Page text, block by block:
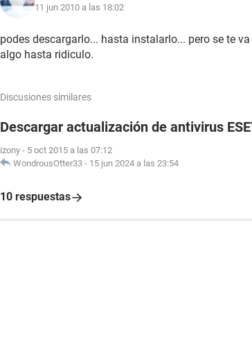
11 jun 2010 a las 18:02
podes descargarlo... hasta instalarlo... pero se te
algo hasta ridiculo.
Discusiones similares
Descargar actualización de antivirus
izony - 5 oct 2015 a las 07:12
WondrousOtter33 - 15 jun 2024 a las 23:54
10 respuestas